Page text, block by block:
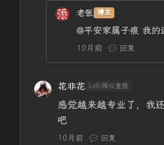
老张 博主
@平安家属子痕 我的
10月前 回复
花非花 Lv6.推心置腹
感觉越来越专业了，我
吧
10月前 回复